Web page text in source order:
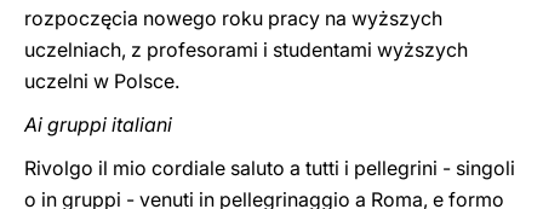
rozpoczęcia nowego roku pracy na wyższych
uczelniach, z profesorami i studentami wyższych
uczelni w Polsce.
Ai gruppi italiani
Rivolgo il mio cordiale saluto a tutti i pellegrini - singoli
o in gruppi - venuti in pellegrinaggio a Roma, e formo